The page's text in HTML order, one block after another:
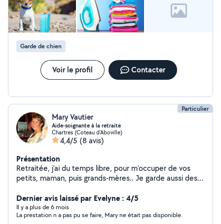
Garde de chien
Voir le profil Contacter
Particulier
Mary Vautier
Aide-soignante à la retraite
Chartres (Coteau d'Aboville)
4,4/5 (8 avis)
Présentation
Retraitée, j'ai du temps libre, pour m'occuper de vos
petits, maman, puis grands-mères.. Je garde aussi des
Dernier avis laissé par Evelyne : 4/5
Il y a plus de 6 mois
La prestation n a pas pu se faire, Mary ne était pas disponible.